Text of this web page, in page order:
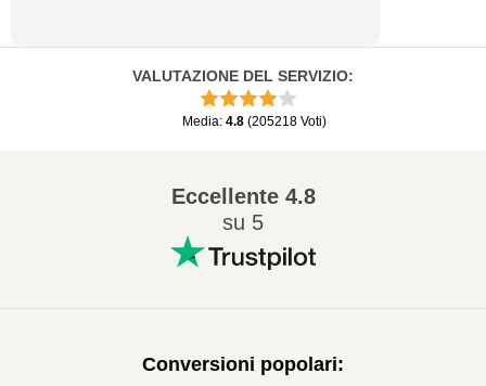
VALUTAZIONE DEL SERVIZIO:
Media: 4.8 (205218 Voti)
Eccellente4.8
su 5
Conversioni popolari: